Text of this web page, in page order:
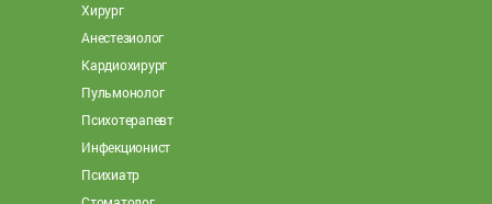
Хирург
Анестезиолог
Кардиохирург
Пульмонолог
Психотерапевт
Инфекционист
Психиатр